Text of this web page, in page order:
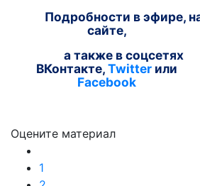
Подробности в эфире,
сайте,
а также в соцсетях
ВКонтакте,Twitter или
Facebook
Оцените материал
1